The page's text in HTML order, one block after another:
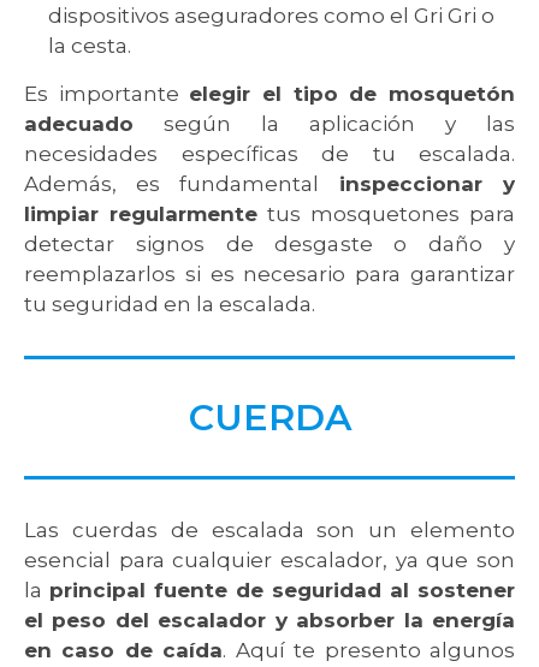
dispositivos aseguradores como el Gri Gri o
la cesta.
Es importante elegir el tipo de mosquetón
adecuado según la aplicación y las
necesidades específicas de tu escalada.
Además, es fundamental
inspeccionar y
limpiar regularmente tus mosquetones para
detectar signos de desgaste o daño y
reemplazarlos si es necesario para garantizar
tu seguridad en la escalada.
CUERDA
Las cuerdas de escalada son un elemento
esencial para cualquier escalador, ya que son
la principal fuente de seguridad al sostener
el peso del escalador y absorber la energía
en caso de caída. Aquí te presento algunos